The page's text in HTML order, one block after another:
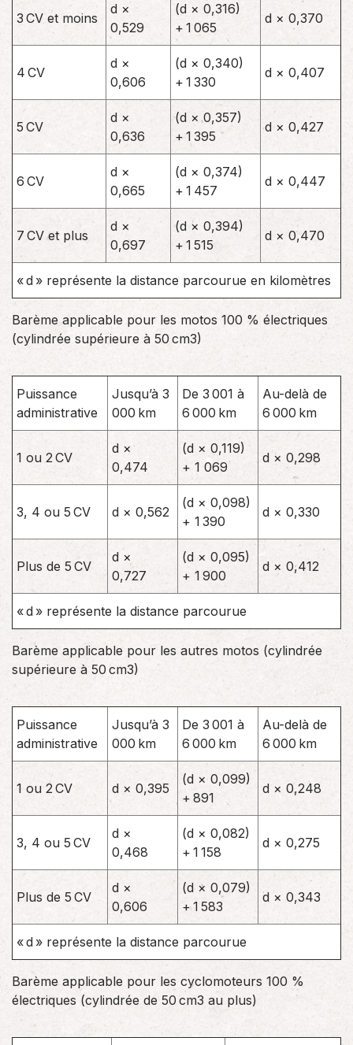
3 CV et moins
d ×
0,529
(d × 0,316)
+ 1 065
d × 0,370
4 CV
d ×
0,606
(d × 0,340)
+ 1 330
d × 0,407
5 CV
d ×
0,636
(d × 0,357)
+ 1 395
d × 0,427
6 CV
d ×
0,665
(d × 0,374)
+ 1 457
d × 0,447
7 CV et plus
d ×
0,697
(d × 0,394)
+ 1 515
d × 0,470
« d » représente la distance parcourue en kilomètres
Barème applicable pour les motos 100 % électriques
(cylindrée supérieure à 50 cm3)
Puissance
administrative
Jusqu’à 3
000 km
De 3 001 à
6 000 km
Au-delà de
6 000 km
1 ou 2 CV
d ×
0,474
(d × 0,119)
+ 1 069
d × 0,298
3, 4 ou 5 CV d × 0,562
(d × 0,098)
+ 1 390
d × 0,330
Plus de 5 CV
d ×
0,727
(d × 0,095)
+ 1 900
d × 0,412
« d » représente la distance parcourue
Barème applicable pour les autres motos (cylindrée
supérieure à 50 cm3)
Puissance
administrative
Jusqu’à 3
000 km
De 3 001 à
6 000 km
Au-delà de
6 000 km
1 ou 2 CV d × 0,395
(d × 0,099)
+ 891
d × 0,248
3, 4 ou 5 CV
d ×
0,468
(d × 0,082)
+ 1 158
d × 0,275
Plus de 5 CV
d ×
0,606
(d × 0,079)
+ 1 583
d × 0,343
« d » représente la distance parcourue
Barème applicable pour les cyclomoteurs 100 %
électriques (cylindrée de 50 cm3 au plus)